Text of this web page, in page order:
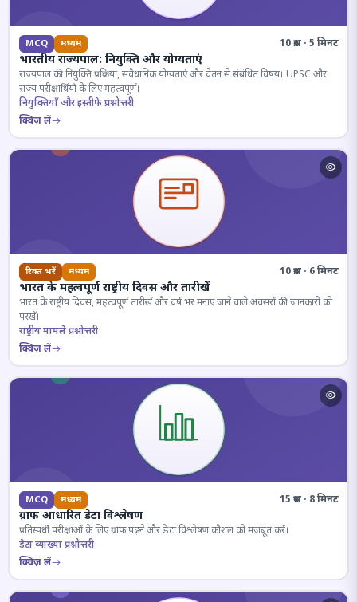
MCQ मध्यम 10 प्रश्न · 5 मिनट
भारतीय राज्यपाल: नियुक्ति और योग्यताएं
राज्यपाल की नियुक्ति प्रक्रिया, संवैधानिक योग्यताएं और वेतन से संबंधित विषय। UPSC और
राज्य परीक्षार्थियों के लिए महत्वपूर्ण।
नियुक्तियाँ और इस्तीफे प्रश्नोत्तरी
क्विज़ लें
रिक्त भरें मध्यम 10 प्रश्न · 6 मिनट
भारत के महत्वपूर्ण राष्ट्रीय दिवस और तारीखें
भारत के राष्ट्रीय दिवस, महत्वपूर्ण तारीखें और वर्ष भर मनाए जाने वाले अवसरों की जानकारी को
परखें।
राष्ट्रीय मामले प्रश्नोत्तरी
क्विज़ लें
MCQ मध्यम 15 प्रश्न · 8 मिनट
ग्राफ आधारित डेटा विश्लेषण
प्रतिस्पर्धी परीक्षाओं के लिए ग्राफ पढ़ने और डेटा विश्लेषण कौशल को मजबूत करें।
डेटा व्याख्या प्रश्नोत्तरी
क्विज़ लें